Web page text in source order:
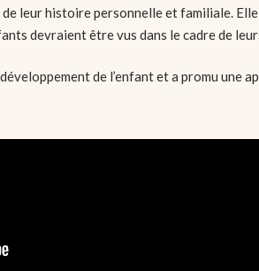
leur histoire personnelle et familiale.
devraient être vus dans le cadre de
de l’enfant et a promu une